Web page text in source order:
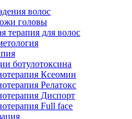
волос
головы
терапия для волос
ботулотоксина
Ксеомин
Релатокс
Диспорт
Full face